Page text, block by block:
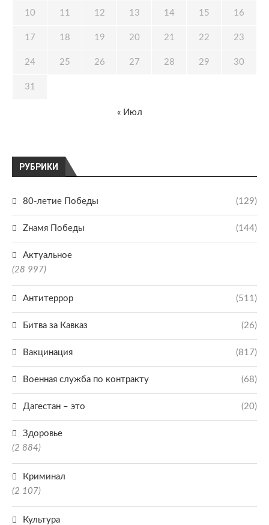
РУБРИКИ
80-летие Победы (129)
Zнамя Победы (144)
Актуальное
(28 997)
Антитеррор (511)
Битва за Кавказ (26)
Вакцинация (817)
Военная служба по контракту (68)
Дагестан – это (20)
Здоровье
(2 884)
Криминал
(2 107)
Культура
10 11 12 13 14 15 16
17 18 19 20 21 22 23
24 25 26 27 28 29 30
31
« Июл